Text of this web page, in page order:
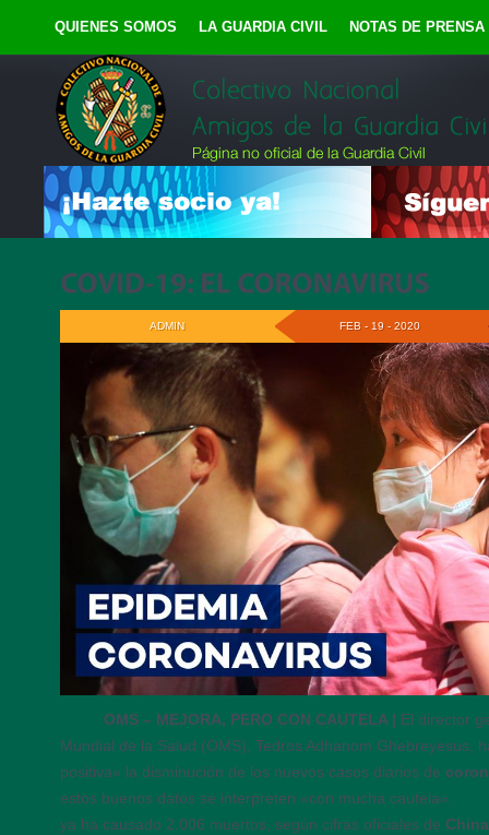
QUIENES SOMOS LA GUARDIA CIVIL NOTAS DE PRENSA
FEB - 19 - 2020
ADMIN
OMS – MEJORA, PERO CON CAUTELA | El director
Mundial de la Salud (OMS), Tedros Adhanom Ghebreyesus,
positiva» la disminución de los nuevos casos diarios de
estos buenos datos se interpreten «con mucha cautela».
ya ha causado 2.006 muertos, según cifras oficiales de China